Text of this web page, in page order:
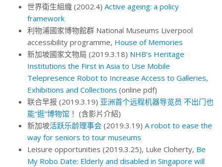
世界衛生組織 (2002.4) Active ageing: a policy
framework
利物浦國家博物館群 National Museums Liverpool
accessibility programme, House of Memories
新加坡國家文物局 (2019.3.18) NHB’s Heritage
Institutions the First in Asia to Use Mobile
Telepresence Robot to Increase Access to Galleries,
Exhibitions and Collections (online pdf)
联合早报 (2019.3.19) 亚洲首个远程机器导览员 不出门也
能“逛”博物馆！ (含影片介紹)
新加坡活跃乐龄理事会 (2019.3.19) A robot to ease the
way for seniors to tour museums
Leisure opportunities (2019.3.25), Luke Cloherty, Be
My Robo Date: Elderly and disabled in Singapore will